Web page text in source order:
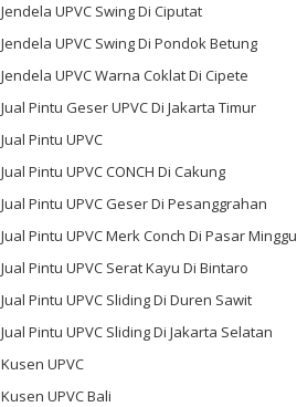
Jendela UPVC Swing Di Ciputat
Jendela UPVC Swing Di Pondok Betung
Jendela UPVC Warna Coklat Di Cipete
Jual Pintu Geser UPVC Di Jakarta Timur
Jual Pintu UPVC
Jual Pintu UPVC CONCH Di Cakung
Jual Pintu UPVC Geser Di Pesanggrahan
Jual Pintu UPVC Merk Conch Di Pasar Minggu
Jual Pintu UPVC Serat Kayu Di Bintaro
Jual Pintu UPVC Sliding Di Duren Sawit
Jual Pintu UPVC Sliding Di Jakarta Selatan
Kusen UPVC
Kusen UPVC Bali